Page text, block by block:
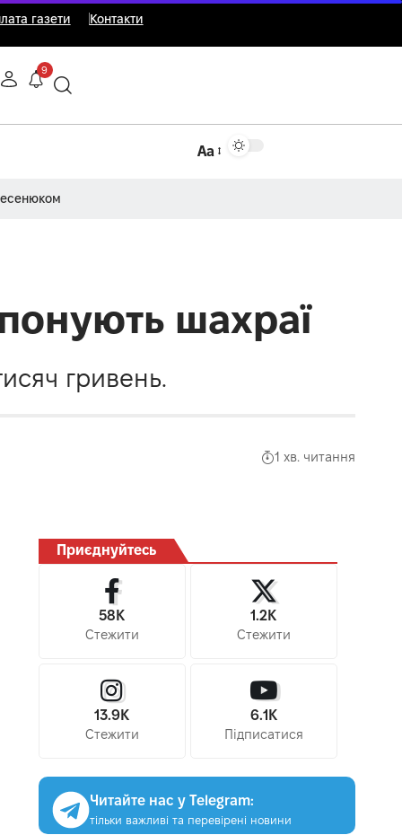
газети Контакти
9
Аа
шахраї
гривень.
1 хв. читання
Приєднуйтесь
58K
Стежити
1.2K
Стежити
13.9K
Стежити
6.1K
Підписатися
Читайте нас у Telegram:
тільки важливі та перевірені новини